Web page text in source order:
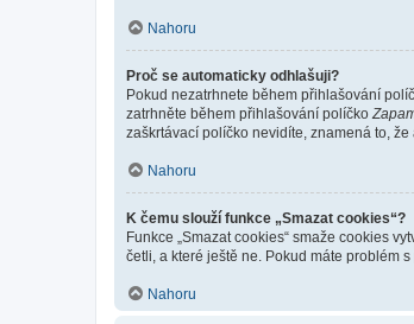
Nahoru
Proč se automaticky odhlašuji?
Pokud nezatrhnete během přihlašování
zatrhněte během přihlašování políčko
zaškrtávací políčko nevidíte, znamená to, že
Nahoru
K čemu slouží funkce „Smazat cookies“?
Funkce „Smazat cookies“ smaže cookies
četli, a které ještě ne. Pokud máte problém
Nahoru